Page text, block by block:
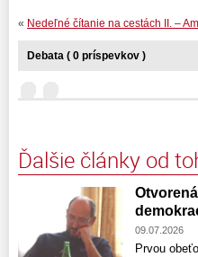
« Nedeľné čítanie na cestách II. –
Debata ( 0 príspevkov )
Ďalšie články od
09.07.2026
Prvou